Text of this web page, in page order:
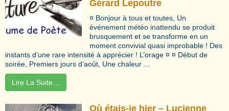
Gérard Lepoutre
¤ Bonjour à tous et toutes, Un
événement météo inattendu se produit
brusquement et se transforme en un
moment convivial quasi improbable ! Des
instants d’une rare intensité à apprécier ! L’orage ¤ ¤ Début de
soirée, Premiers jours d’août, Une chaleur ...
Lire La Suite…
Où étais-je hier – Lucienne